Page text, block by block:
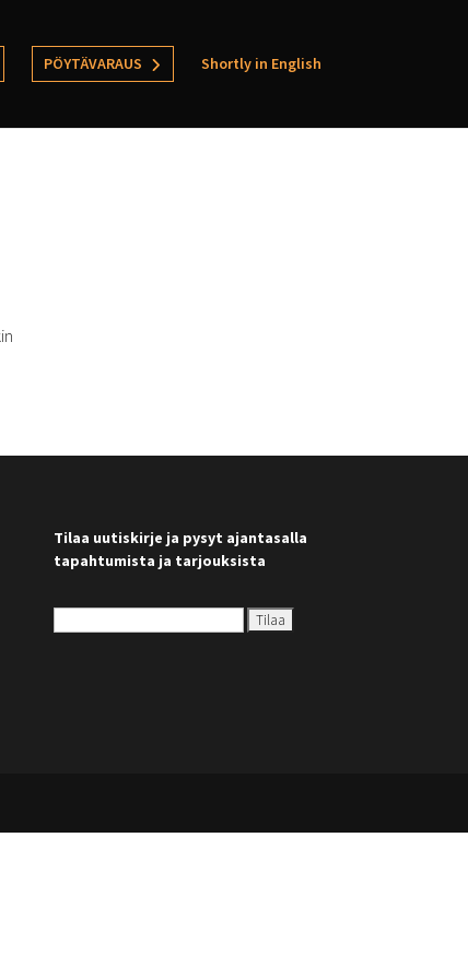
PÖYTÄVARAUS Shortly in English
Tilaa uutiskirje ja pysyt ajantasalla
tapahtumista ja tarjouksista